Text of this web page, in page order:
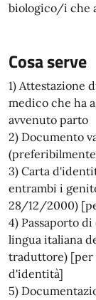
biologico/i che
Cosa serve
1) Attestazione
medico che ha
avvenuto parto
2) Documento
3) Carta
entrambi i
28/12/2000)
4) Passaporto
lingua italiana
traduttore)
d'identità]
5)